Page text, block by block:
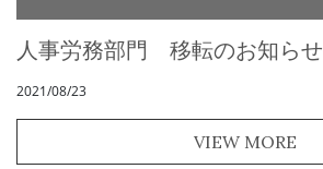
人事労務部門 移転のお知らせ
2021/08/23
VIEW MORE